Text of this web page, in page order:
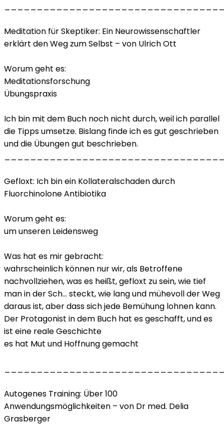
Meditation für Skeptiker: Ein Neurowissenschaftler
erklärt den Weg zum Selbst – von Ulrich Ott
Worum geht es:
Meditationsforschung
Übungspraxis
Ich bin mit dem Buch noch nicht durch, weil ich parallel
die Tipps umsetze. Bislang finde ich es gut geschrieben
und die Übungen gut beschrieben.
Gefloxt: Ich bin ein Kollateralschaden durch
Fluorchinolone Antibiotika
Worum geht es:
um unseren Leidensweg
Was hat es mir gebracht:
wahrscheinlich können nur wir, als Betroffene
nachvollziehen, was es heißt, gefloxt zu sein, wie tief
man in der Sch... steckt, wie lang und mühevoll der Weg
daraus ist, aber dass sich jede Bemühung lohnen kann.
Der Protagonist in dem Buch hat es geschafft, und es
ist eine reale Geschichte
es hat Mut und Hoffnung gemacht
Autogenes Training: Über 100
Anwendungsmöglichkeiten – von Dr med. Delia
Grasberger